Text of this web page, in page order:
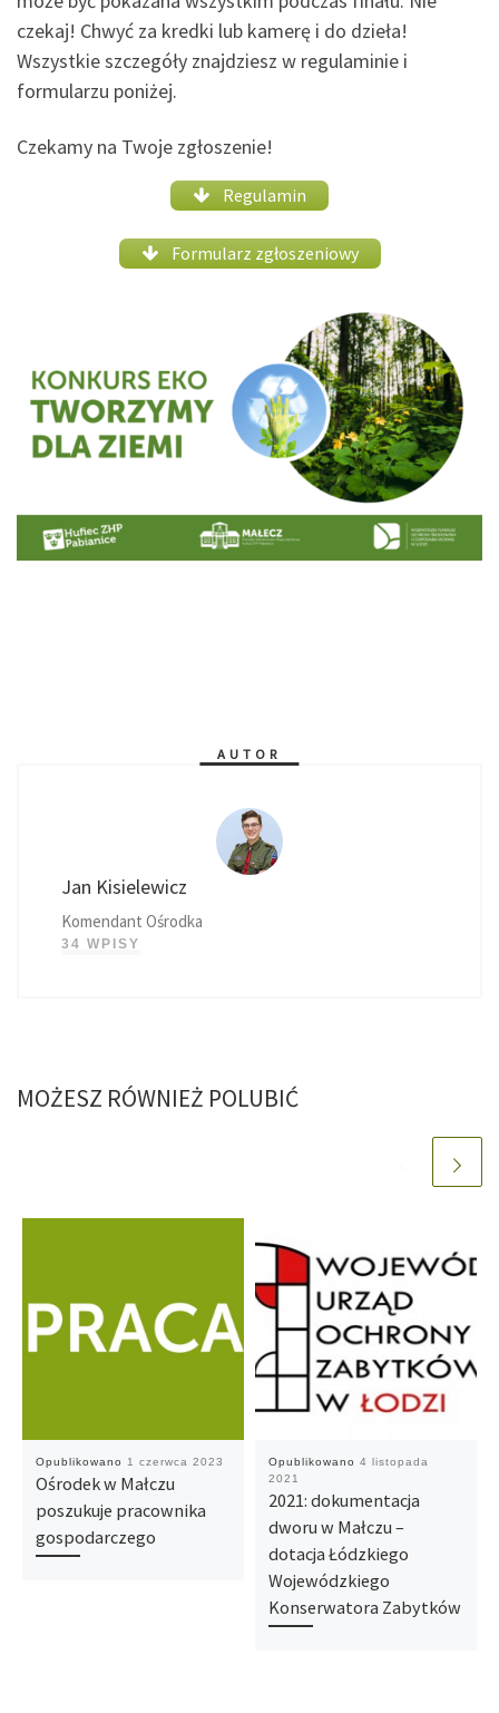
czekaj! Chwyć za kredki lub kamerę i do dzieła!
Wszystkie szczegóły znajdziesz w regulaminie i
formularzu poniżej.
Czekamy na Twoje zgłoszenie!
Regulamin
Formularz zgłoszeniowy
AUTOR
Jan Kisielewicz
Komendant Ośrodka
34 WPISY
MOŻESZ RÓWNIEŻ POLUBIĆ
Opublikowano 1 czerwca 2023
Ośrodek w Małczu
poszukuje pracownika
gospodarczego
Opublikowano 4 listopada
2021
2021: dokumentacja
dworu w Małczu –
dotacja Łódzkiego
Wojewódzkiego
Konserwatora Zabytków